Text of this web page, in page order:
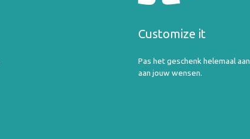
Customize it
Pas het geschenk helemaal aan
aan jouw wensen.